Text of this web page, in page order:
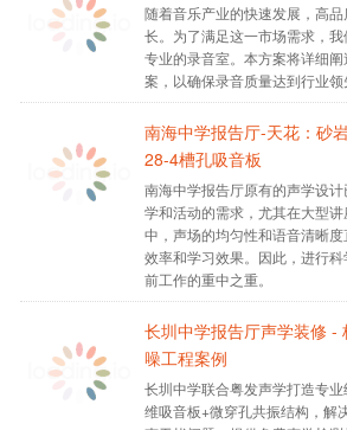
随着音乐产业的快速发展，高
长。为了满足这一市场需求，
专业的录音室。本方案将详细
案，以确保录音质量达到行业领
南海中学报告厅-天花：砂
28-4槽孔吸音板
南海中学报告厅原有的声学设
学和活动的需求，尤其在大型
中，声场的均匀性和语音清晰
效率和学习效果。因此，进行
前工作的重中之重。
长圳中学报告厅声学装修 -
噪工程案例
长圳中学联合粤发声学打造专
维吸音板+微穿孔共振结构，解